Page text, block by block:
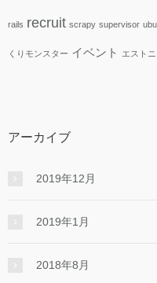
rails recruit scrapy supervisor
くりモンスター イベント エスト
アーカイブ
2019年12月
2019年1月
2018年8月